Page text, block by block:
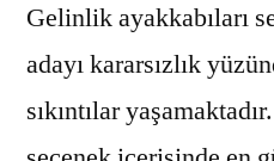
Gelinlik ayakkabıları
adayı kararsızlık
sıkıntılar